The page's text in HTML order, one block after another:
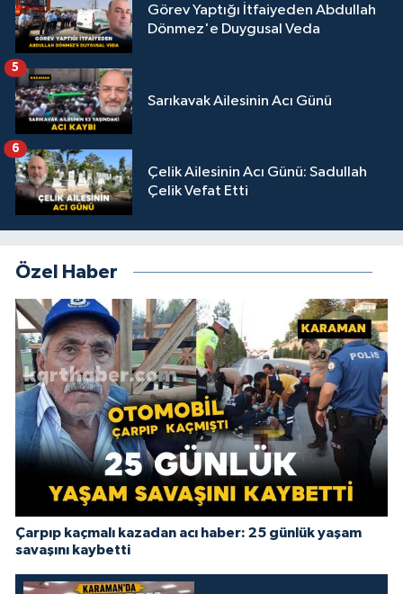
Görev Yaptığı İtfaiyeden Abdullah
Dönmez'e Duygusal Veda
Sarıkavak Ailesinin Acı Günü
5
Çelik Ailesinin Acı Günü: Sadullah
Çelik Vefat Etti
6
Özel Haber
Çarpıp kaçmalı kazadan acı haber: 25 günlük yaşam
savaşını kaybetti